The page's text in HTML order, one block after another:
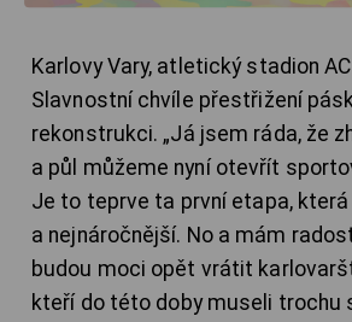
Karlovy Vary, atletický stadion
Slavnostní chvíle přestřižení
rekonstrukci. „Já jsem ráda, že
a půl můžeme nyní otevřít
Je to teprve ta první etapa,
a nejnáročnější. No a mám
budou moci opět vrátit
kteří do této doby museli trochu